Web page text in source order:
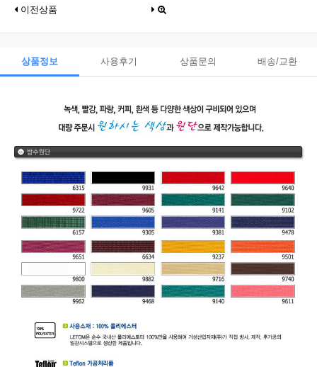
이전상품
상품정보 사용후기 상품문의 배송/교환